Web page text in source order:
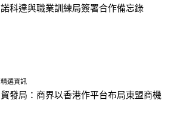
諾科達與職業訓練局簽署合作備忘錄
精選資訊
貿發局：商界以香港作平台布局東盟商機